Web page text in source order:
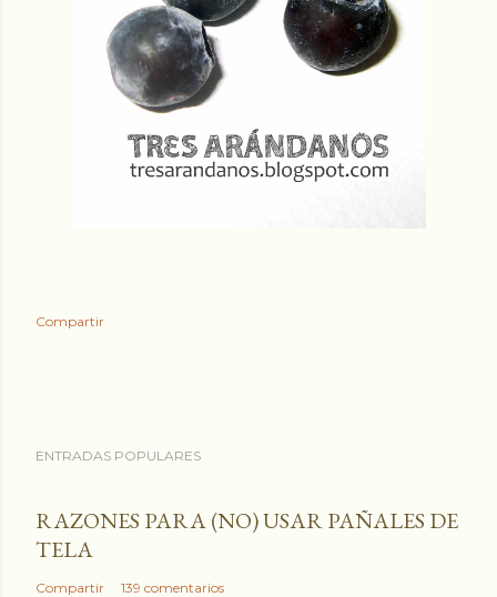
Compartir
ENTRADAS POPULARES
RAZONES PARA (NO) USAR PAÑALES DE
TELA
Compartir 139 comentarios